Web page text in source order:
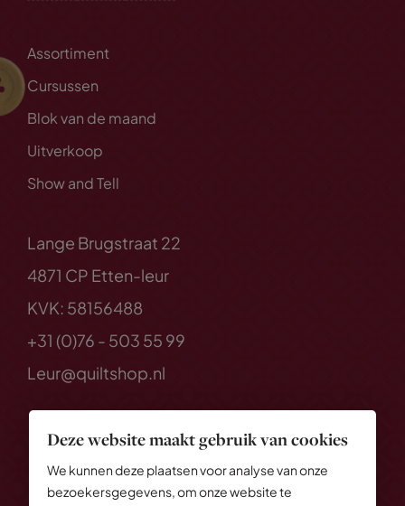
Deze website maakt gebruik van cookies
We kunnen deze plaatsen voor analyse van onze
bezoekersgegevens, om onze website te
Assortiment
Cursussen
Blok van de maand
Uitverkoop
Show and Tell
Lange Brugstraat 22
4871 CP Etten-leur
KVK: 58156488
+31 (0)76 - 503 55 99
Leur@quiltshop.nl